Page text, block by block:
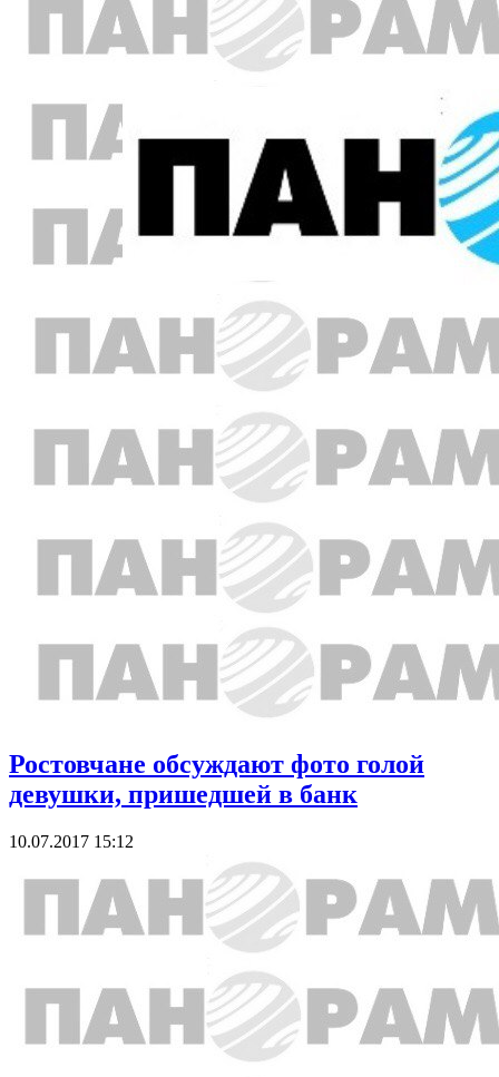
Ростовчане обсуждают фото голой
девушки, пришедшей в банк
10.07.2017 15:12